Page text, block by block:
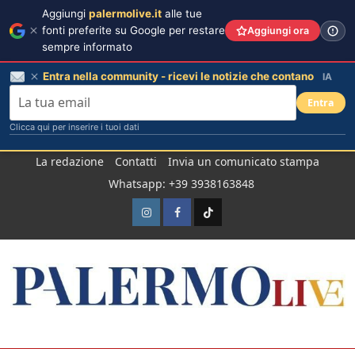
La redazione Contatti
Invia un comunicato stampa
Whatsapp: +39 3938163848
InstagramFacebook
TikTok
Aggiungi palermolive.it alle tue
fonti preferite su Google per restare
sempre informato
Aggiungi ora
Entra nella community - ricevi le notizie che contano IA
Entra
Clicca qui per inserire i tuoi dati